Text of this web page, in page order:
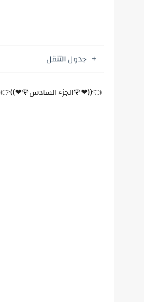
جدول التنقل
👈((❤🌹الجزء السادس🌹❤))👉